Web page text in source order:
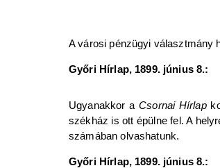
A városi pénzügyi választmány
Győri Hírlap, 1899. június 8.:
Ugyanakkor aCsornai Hírlap
székház is ott épülne fel. A
számában olvashatunk.
Győri Hírlap, 1899. június 8.: